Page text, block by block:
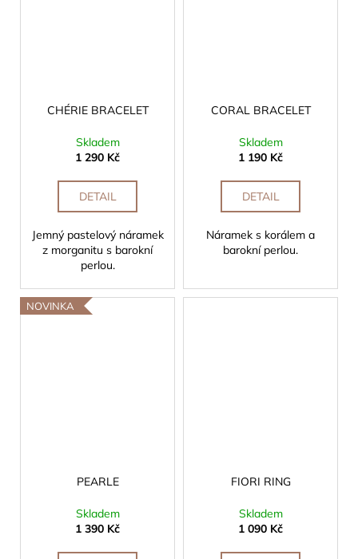
CHÉRIE BRACELET
Skladem
1 290 Kč
DETAIL
Jemný pastelový náramek
z morganitu s barokní
perlou.
CORAL BRACELET
Skladem
1 190 Kč
DETAIL
Náramek s korálem a
barokní perlou.
NOVINKA
PEARLE
Skladem
1 390 Kč
FIORI RING
Skladem
1 090 Kč